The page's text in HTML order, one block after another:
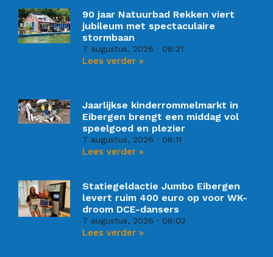
90 jaar Natuurbad Rekken viert
jubileum met spectaculaire
stormbaan
7 augustus, 2026 08:21
Lees verder »
Jaarlijkse kinderrommelmarkt in
Eibergen brengt een middag vol
speelgoed en plezier
7 augustus, 2026 08:11
Lees verder »
Statiegeldactie Jumbo Eibergen
levert ruim 400 euro op voor WK-
droom DCE-dansers
7 augustus, 2026 08:02
Lees verder »